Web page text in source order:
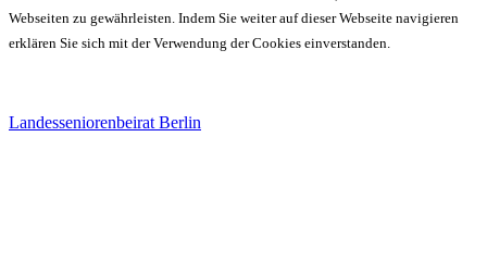
Webseiten zu gewährleisten. Indem Sie weiter auf dieser Webseite navigieren
erklären Sie sich mit der Verwendung der Cookies einverstanden.
Landesseniorenbeirat Berlin